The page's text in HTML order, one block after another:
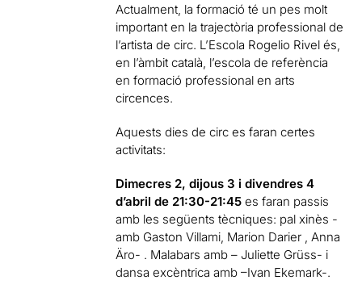
Actualment, la formació té un pes molt
important en la trajectòria professional de
l’artista de circ. L’Escola Rogelio Rivel és,
en l’àmbit català, l’escola de referència
en formació professional en arts
circences.
Aquests dies de circ es faran certes
activitats:
Dimecres 2, dijous 3 i divendres 4
d’abril de 21:30-21:45 es faran passis
amb les següents tècniques: pal xinès -
amb Gaston Villami, Marion Darier , Anna
Äro- . Malabars amb – Juliette Grüss- i
dansa excèntrica amb –Ivan Ekemark-.